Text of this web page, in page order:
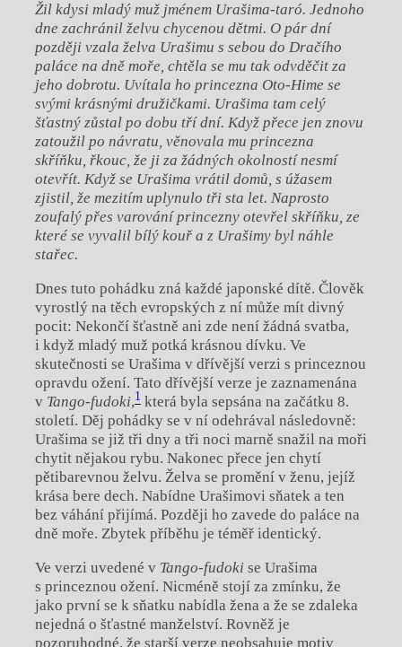
Žil kdysi mladý muž jménem Urašima-taró. Jednoho
dne zachránil želvu chycenou dětmi. O pár dní
později vzala želva Urašimu s sebou do Dračího
paláce na dně moře, chtěla se mu tak odvděčit za
jeho dobrotu. Uvítala ho princezna Oto-Hime se
svými krásnými družičkami. Urašima tam celý
šťastný zůstal po dobu tří dní. Když přece jen znovu
zatoužil po návratu, věnovala mu princezna
skříňku, řkouc, že ji za žádných okolností nesmí
otevřít. Když se Urašima vrátil domů, s úžasem
zjistil, že mezitím uplynulo tři sta let. Naprosto
zoufalý přes varování princezny otevřel skříňku, ze
které se vyvalil bílý kouř a z Urašimy byl náhle
stařec.
Dnes tuto pohádku zná každé japonské dítě. Člověk
vyrostlý na těch evropských z ní může mít divný
pocit: Nekončí šťastně ani zde není žádná svatba,
i když mladý muž potká krásnou dívku. Ve
skutečnosti se Urašima v dřívější verzi s princeznou
opravdu ožení. Tato dřívější verze je zaznamenána
v Tango-fudoki,1která byla sepsána na začátku 8.
století. Děj pohádky se v ní odehrával následovně:
Urašima se již tři dny a tři noci marně snažil na moři
chytit nějakou rybu. Nakonec přece jen chytí
pětibarevnou želvu. Želva se promění v ženu, jejíž
krása bere dech. Nabídne Urašimovi sňatek a ten
bez váhání přijímá. Později ho zavede do paláce na
dně moře. Zbytek příběhu je téměř identický.
Ve verzi uvedené v Tango-fudoki se Urašima
s princeznou ožení. Nicméně stojí za zmínku, že
jako první se k sňatku nabídla žena a že se zdaleka
nejedná o šťastné manželství. Rovněž je
pozoruhodné, že starší verze neobsahuje motiv